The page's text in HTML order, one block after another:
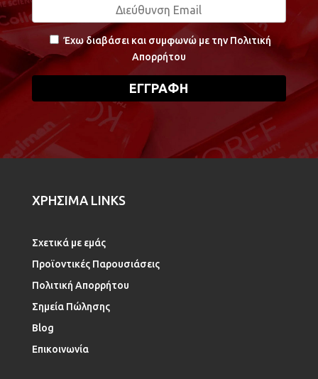
Έχω διαβάσει και συμφωνώ με την Πολιτική
Απορρήτου
ΧΡΗΣΙΜΑ LINKS
Σχετικά με εμάς
Προϊοντικές Παρουσιάσεις
Πολιτική Απορρήτου
Σημεία Πώλησης
Blog
Επικοινωνία